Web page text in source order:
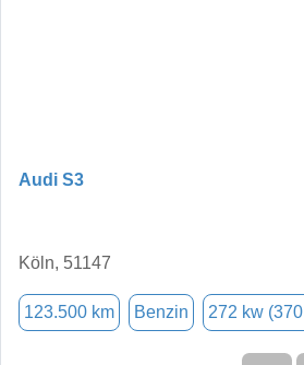
Audi S3
Köln, 51147
123.500 km Benzin 272 kw